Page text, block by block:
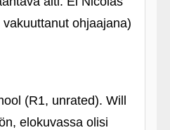
ohjaajana)
(R1, unrated). Will
elokuvassa olisi